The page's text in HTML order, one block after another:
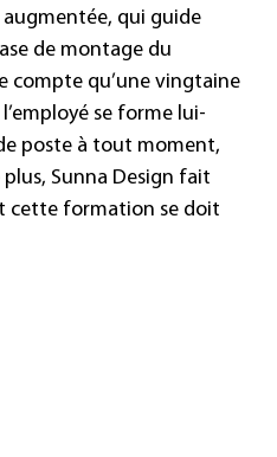
qui guide
de montage du
compte qu’une vingtaine
se forme lui-
poste à tout moment,
Sunna Design fait
cette formation se doit